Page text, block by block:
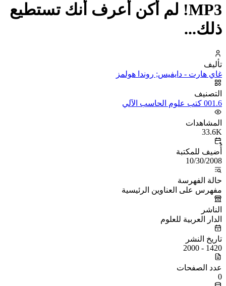
MP3! لم أكن أعرف أنك تستطيع
ذلك...
تأليف
غاي هارت - دايفيس; روندا هولمز
التصنيف
001.6 كتب علوم الحاسب الآلي
المشاهدات
33.6K
أُضيف للمكتبة
10/30/2008
حالة الفهرسة
مفهرس على العناوين الرئيسية
الناشر
الدار العربية للعلوم
تاريخ النشر
1420 - 2000
عدد الصفحات
0